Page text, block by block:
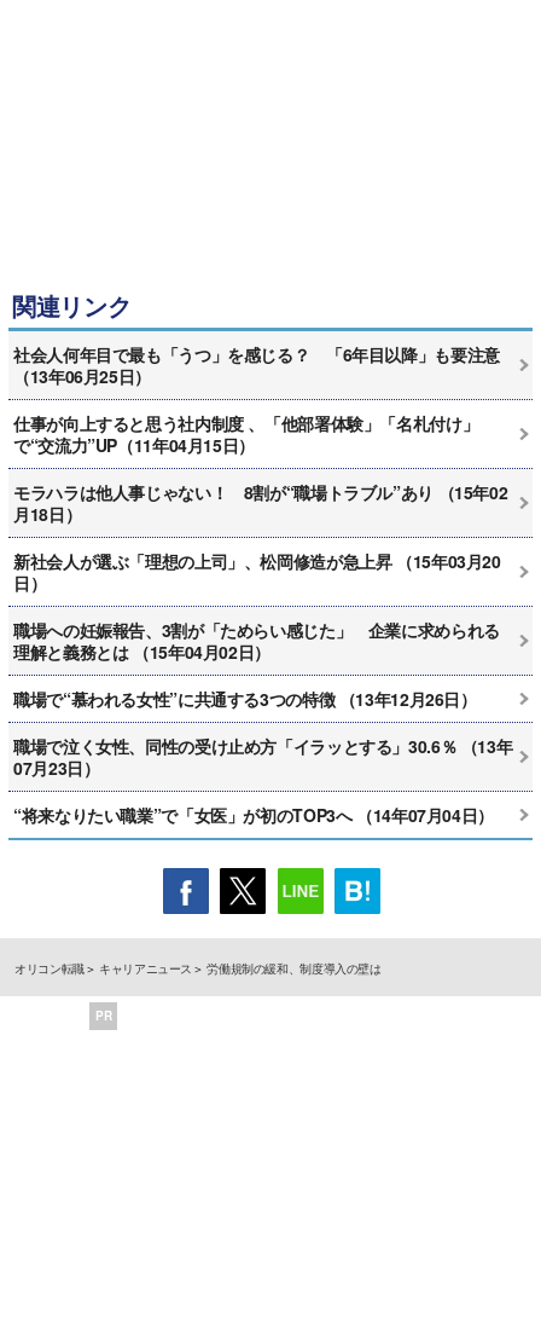
関連リンク
社会人何年目で最も「うつ」を感じる？ 「6年目以降」も要注意
（13年06月25日）
仕事が向上すると思う社内制度 、「他部署体験」「名札付け」
で“交流力”UP（11年04月15日）
モラハラは他人事じゃない！ 8割が“職場トラブル”あり （15年02
月18日）
新社会人が選ぶ「理想の上司」、松岡修造が急上昇 （15年03月20
日）
職場への妊娠報告、3割が「ためらい感じた」 企業に求められる
理解と義務とは （15年04月02日）
職場で“慕われる女性”に共通する3つの特徴 （13年12月26日）
職場で泣く女性、同性の受け止め方「イラッとする」30.6％ （13年
07月23日）
“将来なりたい職業”で「女医」が初のTOP3へ （14年07月04日）
オリコン転職 キャリアニュース 労働規制の緩和、制度導入の壁は
PR